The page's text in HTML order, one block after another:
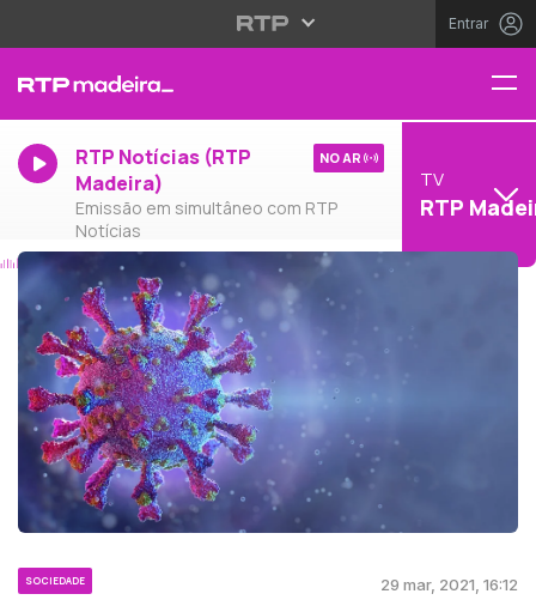
Entrar
RTP Notícias (RTP
Madeira)
Emissão em simultâneo com RTP
Notícias
NO AR
TV
RTP
SOCIEDADE 29 mar, 2021, 16:12